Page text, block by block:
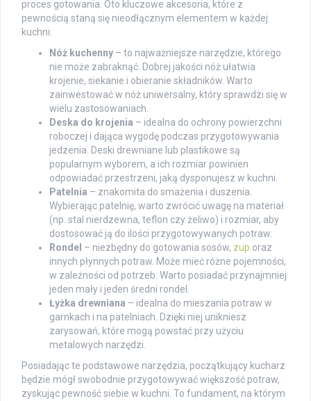
proces gotowania. Oto kluczowe akcesoria, które z
pewnością staną się nieodłącznym elementem w każdej
kuchni:
Nóż kuchenny – to najważniejsze narzędzie, którego
nie może zabraknąć. Dobrej jakości nóż ułatwia
krojenie, siekanie i obieranie składników. Warto
zainwestować w nóż uniwersalny, który sprawdzi się w
wielu zastosowaniach.
Deska do krojenia – idealna do ochrony powierzchni
roboczej i dająca wygodę podczas przygotowywania
jedzenia. Deski drewniane lub plastikowe są
popularnym wyborem, a ich rozmiar powinien
odpowiadać przestrzeni, jaką dysponujesz w kuchni.
Patelnia – znakomita do smażenia i duszenia.
Wybierając patelnię, warto zwrócić uwagę na materiał
(np. stal nierdzewna, teflon czy żeliwo) i rozmiar, aby
dostosować ją do ilości przygotowywanych potraw.
Rondel – niezbędny do gotowania sosów, zup oraz
innych płynnych potraw. Może mieć różne pojemności,
w zależności od potrzeb. Warto posiadać przynajmniej
jeden mały i jeden średni rondel.
Łyżka drewniana – idealna do mieszania potraw w
garnkach i na patelniach. Dzięki niej unikniesz
zarysowań, które mogą powstać przy użyciu
metalowych narzędzi.
Posiadając te podstawowe narzędzia, początkujący kucharz
będzie mógł swobodnie przygotowywać większość potraw,
zyskując pewność siebie w kuchni. To fundament, na którym